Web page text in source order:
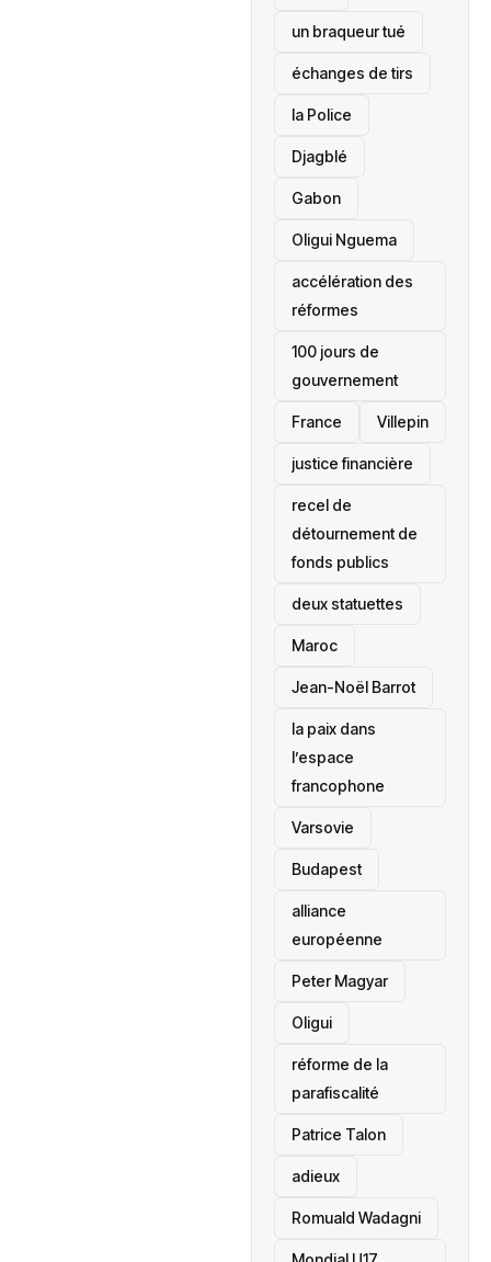
un braqueur tué
échanges de tirs
la Police
Djagblé
Gabon
Oligui Nguema
accélération des
réformes
100 jours de
gouvernement
France Villepin
justice financière
recel de
détournement de
fonds publics
deux statuettes
Maroc
Jean-Noël Barrot
la paix dans
l’espace
francophone
‎Varsovie
Budapest
alliance
européenne
Peter Magyar
Oligui
réforme de la
parafiscalité
Patrice Talon
adieux
Romuald Wadagni